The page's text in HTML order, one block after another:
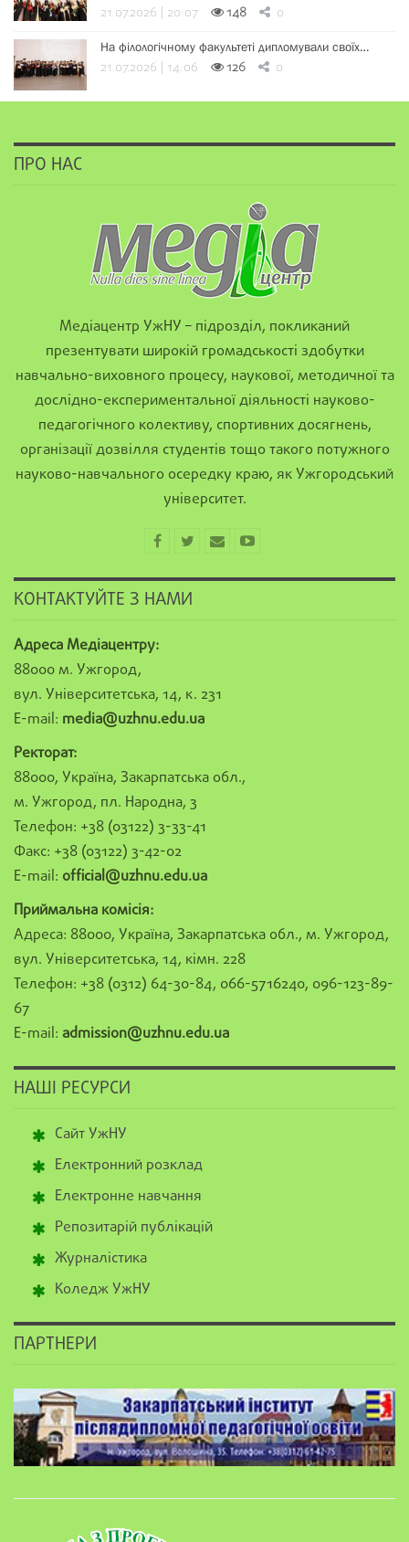
21.07.2026 | 20:07 148 0
На філологічному факультеті дипломували своїх…
21.07.2026 | 14:06 126 0
ПРО НАС
Медіацентр УжНУ – підрозділ, покликаний
презентувати широкій громадськості здобутки
навчально-виховного процесу, наукової, методичної та
дослідно-експериментальної діяльності науково-
педагогічного колективу, спортивних досягнень,
організації дозвілля студентів тощо такого потужного
науково-навчального осередку краю, як Ужгородський
університет.
КОНТАКТУЙТЕ З НАМИ
Адреса Медіацентру:
88000 м. Ужгород,
вул. Університетська, 14, к. 231
E-mail: media@uzhnu.edu.ua
Ректорат:
88000, Україна, Закарпатська обл.,
м. Ужгород, пл. Народна, 3
Телефон: +38 (03122) 3-33-41
Факс: +38 (03122) 3-42-02
E-mail: official@uzhnu.edu.ua
Приймальна комісія:
Адреса: 88000, Україна, Закарпатська обл., м. Ужгород,
вул. Університетська, 14, кімн. 228
Телефон: +38 (0312) 64-30-84, 066-5716240, 096-123-89-
67
E-mail: admission@uzhnu.edu.ua
НАШІ РЕСУРСИ
Сайт УжНУ
Електронний розклад
Електронне навчання
Репозитарій публікацій
Журналістика
Коледж УжНУ
ПАРТНЕРИ